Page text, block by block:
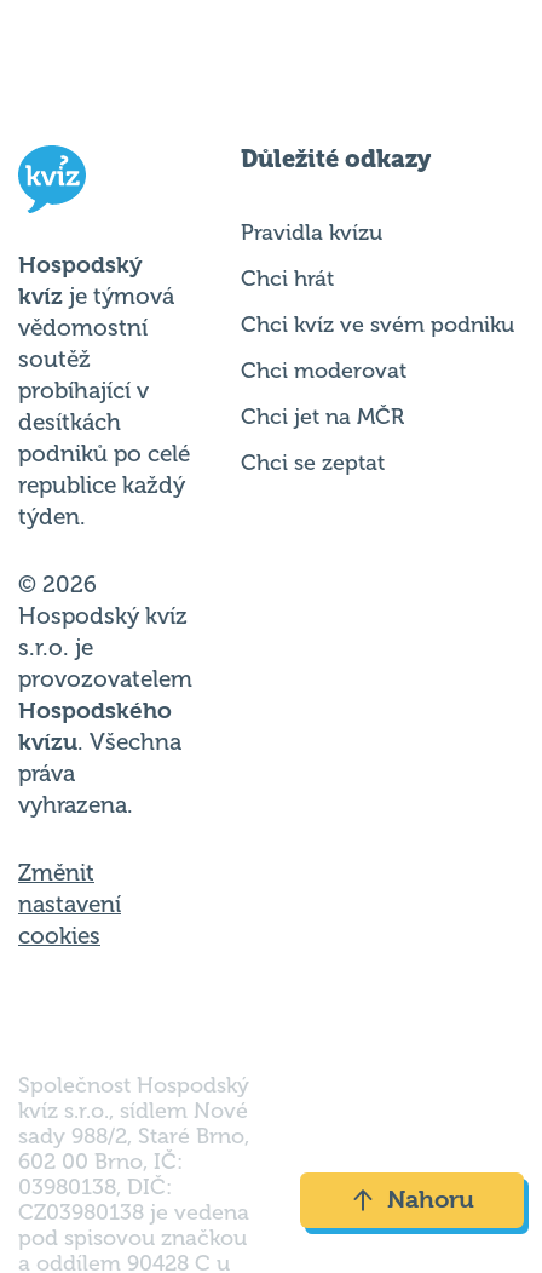
Hospodský
kvíz je týmová
vědomostní
soutěž
probíhající v
desítkách
podniků po celé
republice každý
týden.
© 2026
Hospodský kvíz
s.r.o. je
provozovatelem
Hospodského
kvízu. Všechna
práva
vyhrazena.
Změnit
nastavení
cookies
Důležité odkazy
Pravidla kvízu
Chci hrát
Chci kvíz ve svém podniku
Chci moderovat
Chci jet na MČR
Chci se zeptat
Společnost Hospodský
kvíz s.r.o., sídlem Nové
sady 988/2, Staré Brno,
602 00 Brno, IČ:
03980138, DIČ:
CZ03980138 je vedena
pod spisovou značkou
a oddílem 90428 C u
Nahoru